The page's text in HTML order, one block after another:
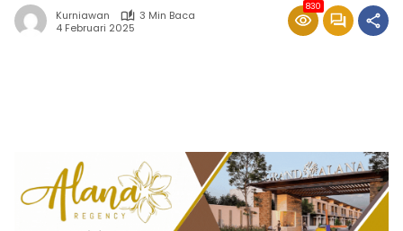
Kurniawan
3 Min Baca
4 Februari 2025
830